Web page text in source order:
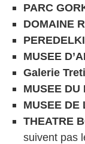
PARC
DOMAINE
MUSEE
Galerie
MUSEE DU
MUSEE DE
THEATRE
suivent pas